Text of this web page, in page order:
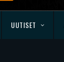
UUTISET